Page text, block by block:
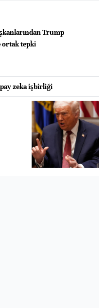
Trump
tepki
zeka işbirliği